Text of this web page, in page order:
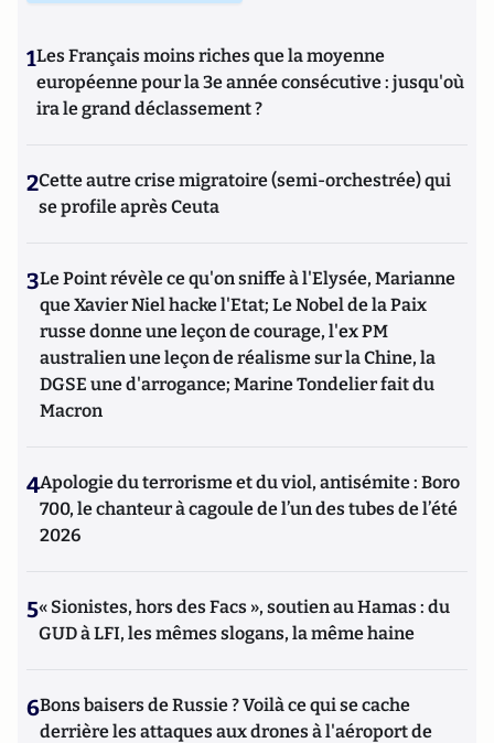
1Les Français moins riches que la moyenne
européenne pour la 3e année consécutive : jusqu'où
ira le grand déclassement ?
2Cette autre crise migratoire (semi-orchestrée) qui
se profile après Ceuta
3Le Point révèle ce qu'on sniffe à l'Elysée, Marianne
que Xavier Niel hacke l'Etat; Le Nobel de la Paix
russe donne une leçon de courage, l'ex PM
australien une leçon de réalisme sur la Chine, la
DGSE une d'arrogance; Marine Tondelier fait du
Macron
4Apologie du terrorisme et du viol, antisémite : Boro
700, le chanteur à cagoule de l’un des tubes de l’été
2026
5« Sionistes, hors des Facs », soutien au Hamas : du
GUD à LFI, les mêmes slogans, la même haine
6Bons baisers de Russie ? Voilà ce qui se cache
derrière les attaques aux drones à l'aéroport de